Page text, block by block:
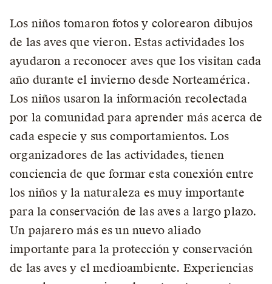
Los niños tomaron fotos y colorearon dibujos
de las aves que vieron. Estas actividades los
ayudaron a reconocer aves que los visitan cada
año durante el invierno desde Norteamérica.
Los niños usaron la información recolectada
por la comunidad para aprender más acerca de
cada especie y sus comportamientos. Los
organizadores de las actividades, tienen
conciencia de que formar esta conexión entre
los niños y la naturaleza es muy importante
para la conservación de las aves a largo plazo.
Un pajarero más es un nuevo aliado
importante para la protección y conservación
de las aves y el medioambiente. Experiencias